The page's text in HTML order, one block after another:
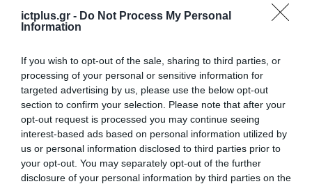
ictplus.gr - Do Not Process My Personal
Information
If you wish to opt-out of the sale, sharing to third parties, or
processing of your personal or sensitive information for
targeted advertising by us, please use the below opt-out
section to confirm your selection. Please note that after your
opt-out request is processed you may continue seeing
interest-based ads based on personal information utilized by
us or personal information disclosed to third parties prior to
your opt-out. You may separately opt-out of the further
disclosure of your personal information by third parties on the
Ερευνητικό Πανεπιστημιακό Ινστιτούτο
Συστημάτων Επικοινωνιών και Υπολογιστών
“Αξιοποίηση της ερευνητικής δραστηριότητας:
Υποστηρικτικές Δομές και Εργαλεία”,
οργανώθηκε από το Γραφείο Μεταφοράς
Τεχνολογίας (ΓΜΤ), […]